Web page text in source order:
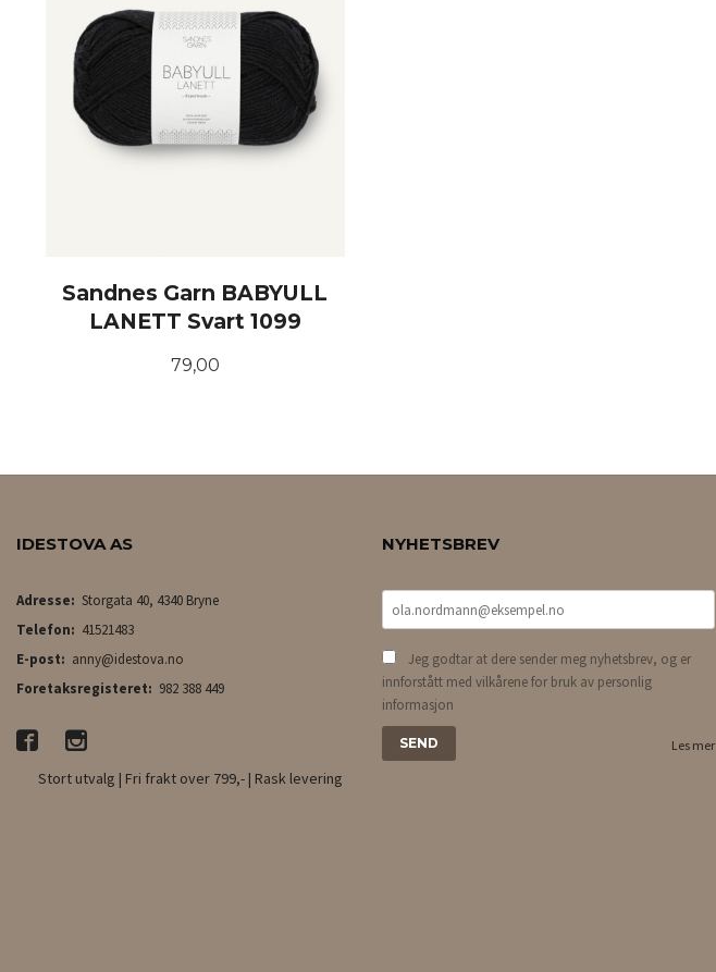
Sandnes Garn BABYULL
LANETT Svart 1099
Pris
79,00
IDESTOVA AS
Adresse: Storgata 40, 4340 Bryne
Telefon: 41521483
E-post: anny@idestova.no
Foretaksregisteret: 982 388 449
Stort utvalg | Fri frakt over 799,- | Rask levering
NYHETSBREV
Jeg godtar at dere sender meg nyhetsbrev, og er
innforstått med vilkårene for bruk av personlig
informasjon
Les mer